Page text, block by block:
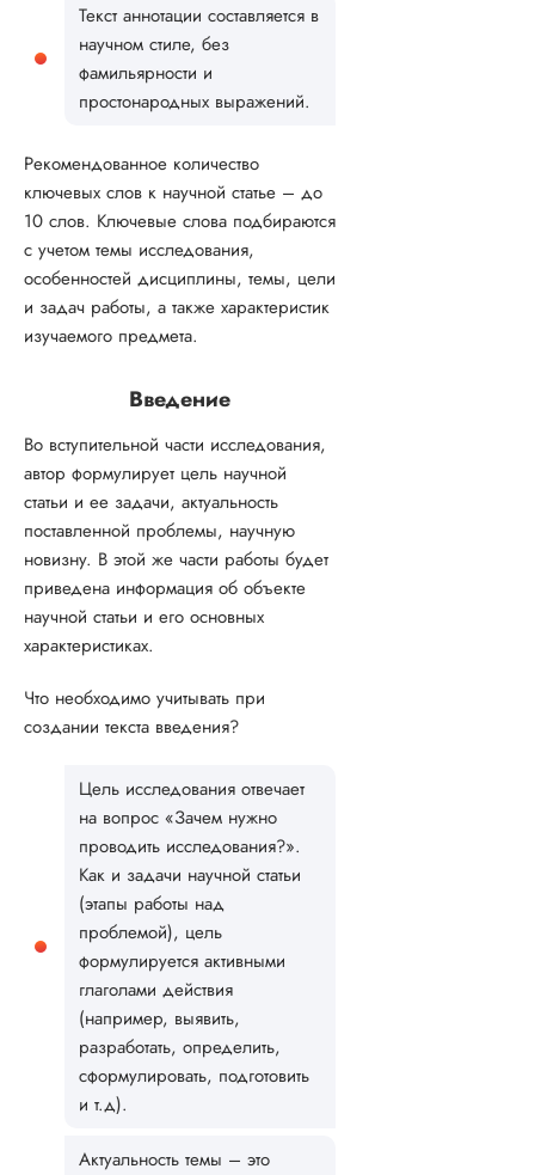
Текст аннотации составляется в
научном стиле, без
фамильярности и
простонародных выражений.
Рекомендованное количество
ключевых слов к научной статье – до
10 слов. Ключевые слова подбираются
с учетом темы исследования,
особенностей дисциплины, темы, цели
и задач работы, а также характеристик
изучаемого предмета.
Введение
Во вступительной части исследования,
автор формулирует цель научной
статьи и ее задачи, актуальность
поставленной проблемы, научную
новизну. В этой же части работы будет
приведена информация об объекте
научной статьи и его основных
характеристиках.
Что необходимо учитывать при
создании текста введения?
Цель исследования отвечает
на вопрос «Зачем нужно
проводить исследования?».
Как и задачи научной статьи
(этапы работы над
проблемой), цель
формулируется активными
глаголами действия
(например, выявить,
разработать, определить,
сформулировать, подготовить
и т.д).
Актуальность темы – это